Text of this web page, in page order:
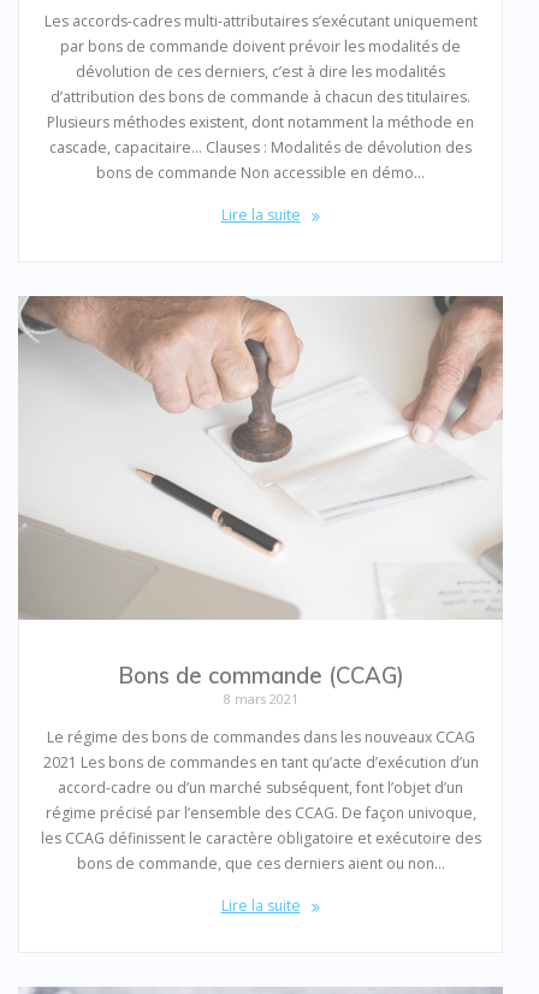
Les accords-cadres multi-attributaires s’exécutant uniquement
par bons de commande doivent prévoir les modalités de
dévolution de ces derniers, c’est à dire les modalités
d’attribution des bons de commande à chacun des titulaires.
Plusieurs méthodes existent, dont notamment la méthode en
cascade, capacitaire… Clauses : Modalités de dévolution des
bons de commande Non accessible en démo…
Lire la suite
Bons de commande (CCAG)
8 mars 2021
Le régime des bons de commandes dans les nouveaux CCAG
2021 Les bons de commandes en tant qu’acte d’exécution d’un
accord-cadre ou d’un marché subséquent, font l’objet d’un
régime précisé par l’ensemble des CCAG. De façon univoque,
les CCAG définissent le caractère obligatoire et exécutoire des
bons de commande, que ces derniers aient ou non…
Lire la suite